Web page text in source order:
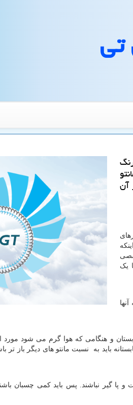
آن
یک
و هنگامی که هوا گرم می شود مورد
باید به نسبت مانتو های دیگر باز تر
گیر نباشند. پس باید کمی چسبان